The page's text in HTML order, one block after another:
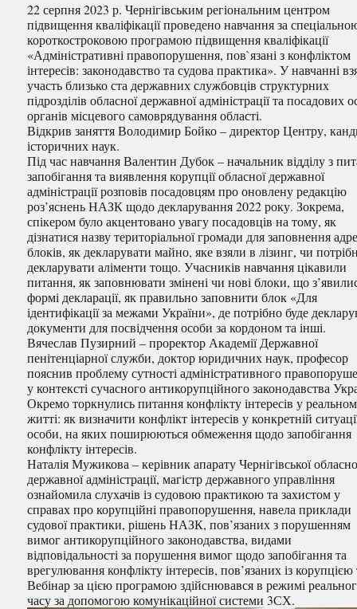
22 серпня 2023 р. Чернігівським регіональним центром
підвищення кваліфікації проведено навчання за
короткостроковою програмою підвищення кваліфікації
«Адміністративні правопорушення, пов`язані з конфліктом
інтересів: законодавство та судова практика». У навчанні
участь близько ста державних службовців структурних
підрозділів обласної державної адміністрації та посадових
органів місцевого самоврядування області.
Відкрив заняття Володимир Бойко – директор Центру,
історичних наук.
Під час навчання Валентин Дубок – начальник відділу з
запобігання та виявлення корупції обласної державної
адміністрації розповів посадовцям про оновлену редакцію
роз’яснень НАЗК щодо декларування 2022 року. Зокрема,
спікером було акцентовано увагу посадовців на тому, як
дізнатися назву територіальної громади для заповнення
блоків, як декларувати майно, яке взяли в лізинг, чи
декларувати аліменти тощо. Учасників навчання цікавили
питання, як заповнювати змінені чи нові блоки, що
формі декларації, як правильно заповнити блок «Для
ідентифікації за межами України», де потрібно буде
документи для посвідчення особи за кордоном та інші.
Вячеслав Пузирний – проректор Академії Державної
пенітенціарної служби, доктор юридичних наук, професор
пояснив проблему сутності адміністративного
у контексті сучасного антикорупційного законодавства
Окремо торкнулись питання конфлікту інтересів у
житті: як визначити конфлікт інтересів у конкретній
особи, на яких поширюються обмеження щодо запобігання
конфлікту інтересів.
Наталія Мужикова – керівник апарату Чернігівської
державної адміністрації, магістр державного управління
ознайомила слухачів із судовою практикою та захистом у
справах про корупційні правопорушення, навела приклади
судової практики, рішень НАЗК, пов’язаних з порушенням
вимог антикорупційного законодавства, видами
відповідальності за порушення вимог щодо запобігання та
врегулювання конфлікту інтересів, пов’язаних із корупцією
Вебінар за цією програмою здійснювався в режимі
часу за допомогою комунікаційної системи 3СХ.